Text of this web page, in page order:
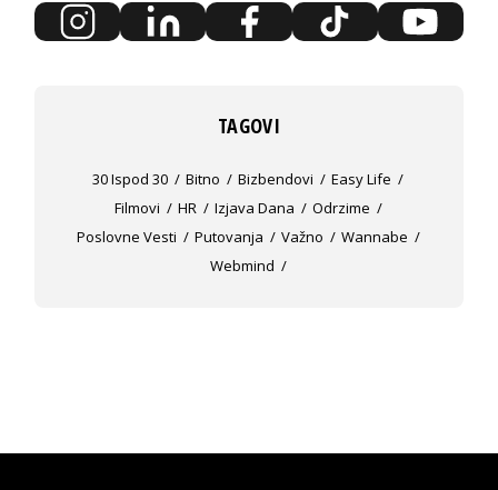
TAGOVI
30 Ispod 30 Bitno Bizbendovi
Easy Life
Filmovi
HR Izjava Dana
Odrzime
Poslovne Vesti
Putovanja Važno
Wannabe
Webmind